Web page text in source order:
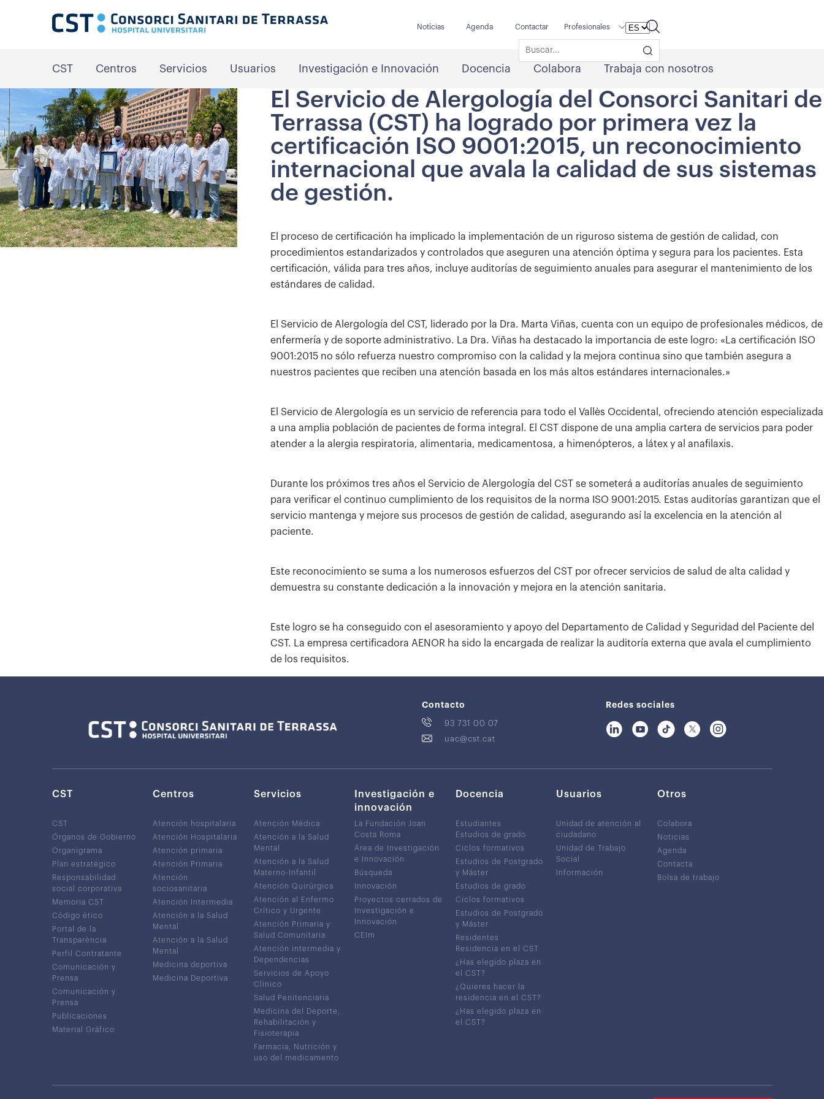
Notícias Agenda Contactar Profesionales
CST Centros Servicios Usuarios Investigación e Innovación Docencia Colabora Trabaja con nosotros
El Servicio de Alergología del Consorci Sanitari de
Terrassa (CST) ha logrado por primera vez la
certificación ISO 9001:2015, un reconocimiento
internacional que avala la calidad de sus sistemas
de gestión.
El proceso de certificación ha implicado la implementación de un riguroso sistema de gestión de calidad, con
procedimientos estandarizados y controlados que aseguren una atención óptima y segura para los pacientes. Esta
certificación, válida para tres años, incluye auditorías de seguimiento anuales para asegurar el mantenimiento de los
estándares de calidad.
El Servicio de Alergología del CST, liderado por la Dra. Marta Viñas, cuenta con un equipo de profesionales médicos, de
enfermería y de soporte administrativo. La Dra. Viñas ha destacado la importancia de este logro: «La certificación ISO
9001:2015 no sólo refuerza nuestro compromiso con la calidad y la mejora continua sino que también asegura a
nuestros pacientes que reciben una atención basada en los más altos estándares internacionales.»
El Servicio de Alergología es un servicio de referencia para todo el Vallès Occidental, ofreciendo atención especializada
a una amplia población de pacientes de forma integral. El CST dispone de una amplia cartera de servicios para poder
atender a la alergia respiratoria, alimentaria, medicamentosa, a himenópteros, a látex y al anafilaxis.
Durante los próximos tres años el Servicio de Alergología del CST se someterá a auditorías anuales de seguimiento
para verificar el continuo cumplimiento de los requisitos de la norma ISO 9001:2015. Estas auditorías garantizan que el
servicio mantenga y mejore sus procesos de gestión de calidad, asegurando así la excelencia en la atención al
paciente.
Este reconocimiento se suma a los numerosos esfuerzos del CST por ofrecer servicios de salud de alta calidad y
demuestra su constante dedicación a la innovación y mejora en la atención sanitaria.
Este logro se ha conseguido con el asesoramiento y apoyo del Departamento de Calidad y Seguridad del Paciente del
CST. La empresa certificadora AENOR ha sido la encargada de realizar la auditoría externa que avala el cumplimiento
de los requisitos.
Contacto
93 731 00 07
uac@cst.cat
Redes sociales
CST
CST
Órganos de Gobierno
Organigrama
Plan estratégico
Responsabilidad
social corporativa
Memoria CST
Código ético
Portal de la
Transparència
Perfil Contratante
Comunicación y
Prensa
Comunicación y
Prensa
Publicaciones
Material Gráfico
Centros
Atención hospitalaria
Atención Hospitalaria
Atención primaria
Atención Primaria
Atención
sociosanitaria
Atención Intermedia
Atención a la Salud
Mental
Atención a la Salud
Mental
Medicina deportiva
Medicina Deportiva
Servicios
Atención Médica
Atención a la Salud
Mental
Atención a la Salud
Materno-Infantil
Atención Quirúrgica
Atención al Enfermo
Crítico y Urgente
Atención Primaria y
Salud Comunitaria
Atención intermedia y
Dependencias
Servicios de Apoyo
Clínico
Salud Penitenciaria
Medicina del Deporte,
Rehabilitación y
Fisioterapia
Farmacia, Nutrición y
uso del medicamento
Investigación e
innovación
La Fundación Joan
Costa Roma
Área de Investigación
e Innovación
Búsqueda
Innovación
Proyectos cerrados de
Investigación e
Innovación
CEIm
Docencia
Estudiantes
Estudios de grado
Ciclos formativos
Estudios de Postgrado
y Máster
Estudios de grado
Ciclos formativos
Estudios de Postgrado
y Máster
Residentes
Residencia en el CST
¿Has elegido plaza en
el CST?
¿Quieres hacer la
residencia en el CST?
¿Has elegido plaza en
el CST?
Usuarios
Unidad de atención al
ciudadano
Unidad de Trabajo
Social
Información
Otros
Colabora
Noticias
Agenda
Contacta
Bolsa de trabajo